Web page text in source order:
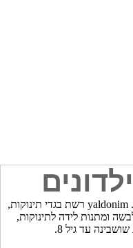
שעות פתיחה של סניפי רשת חנויות ילדונים. yaldonim רשת בגדי תינוקות,
ומתנות לידה לתינוקות,